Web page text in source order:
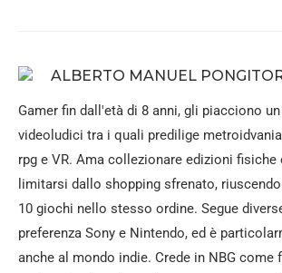
ALBERTO MANUEL
Gamer fin dall'età di 8 anni, gli piacciono
videoludici tra i quali predilige
rpg e VR. Ama collezionare edizioni fisiche
limitarsi dallo shopping sfrenato,
10 giochi nello stesso ordine. Segue
preferenza Sony e Nintendo, ed è
anche al mondo indie. Crede in NBG come